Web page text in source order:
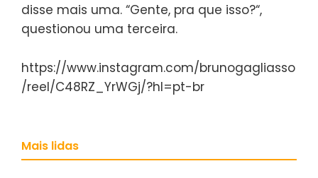
disse mais uma. “Gente, pra que isso?“,
questionou uma terceira.
https://www.instagram.com/brunogagliasso
/reel/C48RZ_YrWGj/?hl=pt-br
Mais lidas